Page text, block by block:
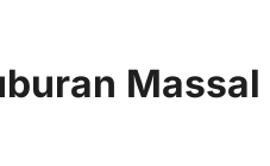
Massal